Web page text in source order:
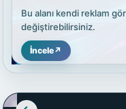
Bu alanı kendi reklam
değiştirebilirsiniz.
İncele↗